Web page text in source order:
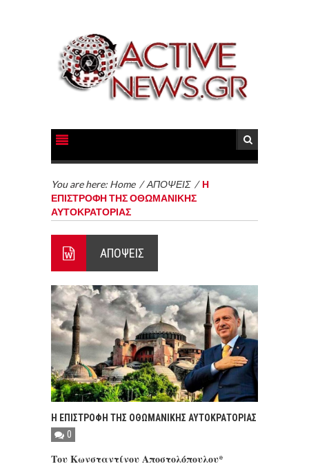
You are here: Home /ΑΠΟΨΕΙΣ / Η
ΕΠΙΣΤΡΟΦΗ ΤΗΣ ΟΘΩΜΑΝΙΚΗΣ
ΑΥΤΟΚΡΑΤΟΡΙΑΣ
ΑΠΟΨΕΙΣ
Η ΕΠΙΣΤΡΟΦΗ ΤΗΣ ΟΘΩΜΑΝΙΚΗΣ ΑΥΤΟΚΡΑΤΟΡΙΑΣ
0
Του Κωνσταντίνου Αποστολόπουλου*